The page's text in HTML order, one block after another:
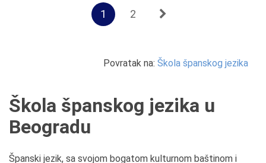
1 2
Povratak na: Škola španskog jezika
Škola španskog jezika u
Beogradu
Španski jezik, sa svojom bogatom kulturnom baštinom i